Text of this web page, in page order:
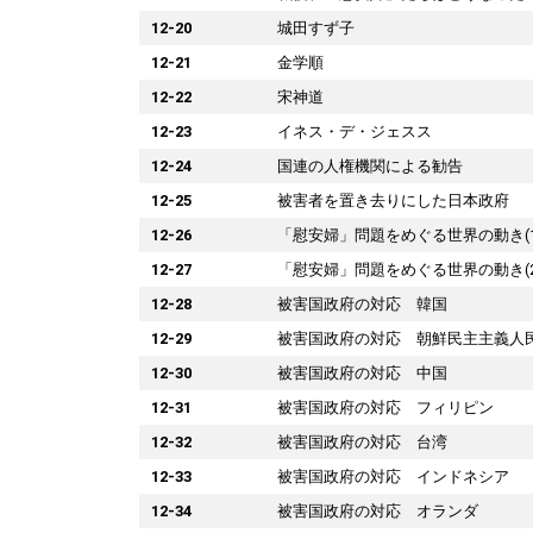
12-20
城田すず子
12-21
金学順
12-22
宋神道
12-23
イネス・デ・ジェスス
12-24
国連の人権機関による勧告
12-25
被害者を置き去りにした日本政府
12-26
「慰安婦」問題をめぐる世界の動き
12-27
「慰安婦」問題をめぐる世界の動き
12-28
被害国政府の対応 韓国
12-29
被害国政府の対応 朝鮮民主主義人
12-30
被害国政府の対応 中国
12-31
被害国政府の対応 フィリピン
12-32
被害国政府の対応 台湾
12-33
被害国政府の対応 インドネシア
12-34
被害国政府の対応 オランダ